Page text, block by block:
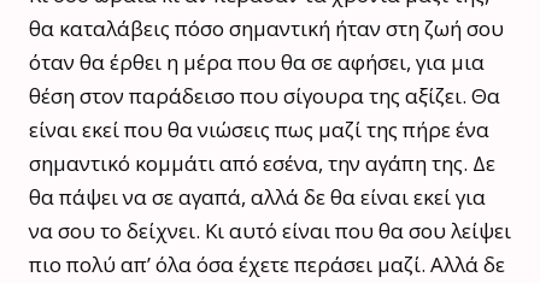
θα καταλάβεις πόσο σημαντική ήταν στη ζωή σου
όταν θα έρθει η μέρα που θα σε αφήσει, για μια
θέση στον παράδεισο που σίγουρα της αξίζει. Θα
είναι εκεί που θα νιώσεις πως μαζί της πήρε ένα
σημαντικό κομμάτι από εσένα, την αγάπη της. Δε
θα πάψει να σε αγαπά, αλλά δε θα είναι εκεί για
να σου το δείχνει. Κι αυτό είναι που θα σου λείψει
πιο πολύ απ’ όλα όσα έχετε περάσει μαζί. Αλλά δε